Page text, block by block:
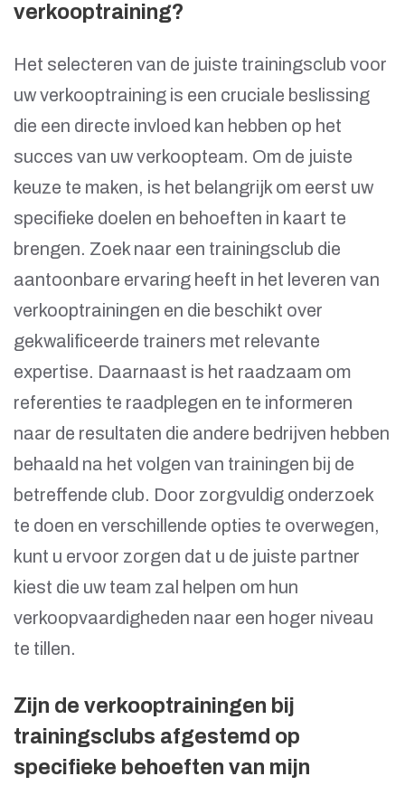
verkooptraining?
Het selecteren van de juiste trainingsclub voor
uw verkooptraining is een cruciale beslissing
die een directe invloed kan hebben op het
succes van uw verkoopteam. Om de juiste
keuze te maken, is het belangrijk om eerst uw
specifieke doelen en behoeften in kaart te
brengen. Zoek naar een trainingsclub die
aantoonbare ervaring heeft in het leveren van
verkooptrainingen en die beschikt over
gekwalificeerde trainers met relevante
expertise. Daarnaast is het raadzaam om
referenties te raadplegen en te informeren
naar de resultaten die andere bedrijven hebben
behaald na het volgen van trainingen bij de
betreffende club. Door zorgvuldig onderzoek
te doen en verschillende opties te overwegen,
kunt u ervoor zorgen dat u de juiste partner
kiest die uw team zal helpen om hun
verkoopvaardigheden naar een hoger niveau
te tillen.
Zijn de verkooptrainingen bij
trainingsclubs afgestemd op
specifieke behoeften van mijn